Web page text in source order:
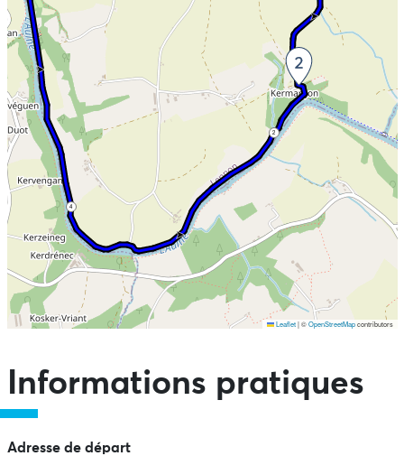
cet effet tout le long du canal. Des toilettes se trouvent
à votre disposition au niveau du pont de Ti Men.
4
2
Leaflet |©OpenStreetMapcontributors
Informations pratiques
Adresse de départ